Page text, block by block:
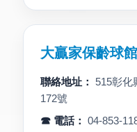
大贏家保齡球館
聯絡地址：
515彰化
172號
☎ 電話： 04-853-